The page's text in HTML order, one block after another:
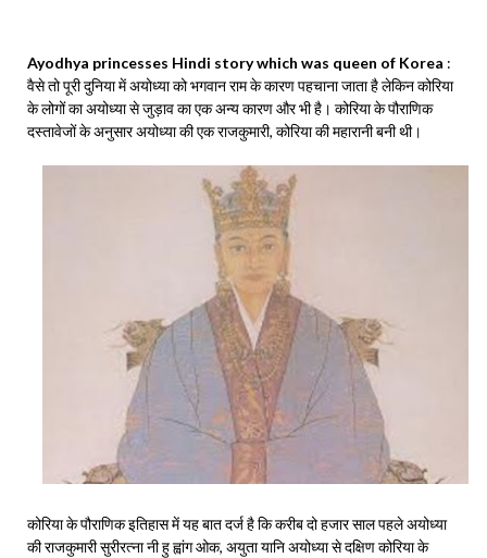
Ayodhya princesses Hindi story which was queen of Korea :
वैसे तो पूरी दुनिया में अयोध्या को भगवान राम के कारण पहचाना जाता है लेकिन कोरिया
के लोगों का अयोध्या से जुड़ाव का एक अन्य कारण और भी है। कोरिया के पौराणिक
दस्तावेजों के अनुसार अयोध्या की एक राजकुमारी, कोरिया की महारानी बनी थी।
कोरिया के पौराणिक इतिहास में यह बात दर्ज है कि करीब दो हजार साल पहले अयोध्या
की राजकुमारी सुरीरत्ना नी हु ह्वांग ओक, अयुता यानि अयोध्या से दक्षिण कोरिया के